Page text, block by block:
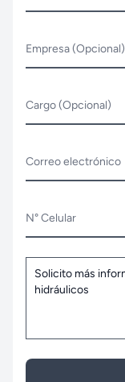
Empresa (Opcional)
Cargo (Opcional)
Correo electrónico
N° Celular